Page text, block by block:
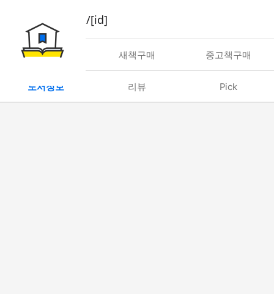
book/rent/[id]
대여 새책구매 중고책구매
도서정보 리뷰 Pick